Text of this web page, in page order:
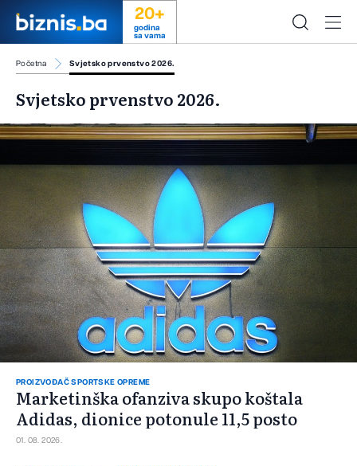
20+
godina
sa vama
Početna Svjetsko prvenstvo 2026.
Svjetsko prvenstvo 2026.
PROIZVOĐAČ SPORTSKE OPREME
Marketinška ofanziva skupo koštala
Adidas, dionice potonule 11,5 posto
01. 08. 2026.